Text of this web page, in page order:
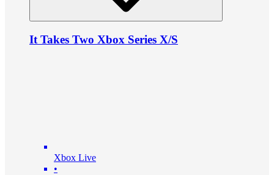
It Takes Two Xbox Series X/S
Xbox Live
•